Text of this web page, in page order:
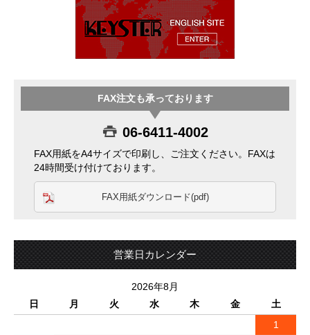
FAX注文も承っております
06-6411-4002
FAX用紙をA4サイズで印刷し、ご注文ください。FAXは
24時間受け付けております。
FAX用紙ダウンロード(pdf)
営業日カレンダー
2026年8月
日
月 火 水 木 金
土
1